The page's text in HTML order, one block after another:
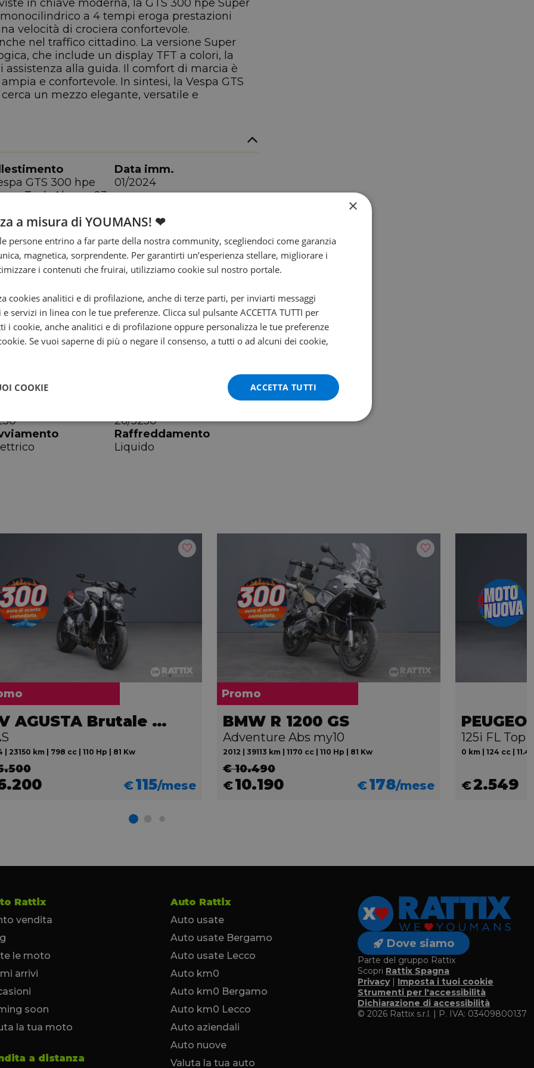
in chiave moderna, la GTS 300 hpe Super
a 4 tempi eroga prestazioni
velocità di crociera confortevole.
nel traffico cittadino. La versione Super
che include un display TFT a colori, la
alla guida. Il comfort di marcia è
e confortevole. In sintesi, la Vespa GTS
un mezzo elegante, versatile e
GTS 300 hpe
Tech Abs my23
Data imm.
01/2024
cv
cm
Altezza sella
79 cm
26/5250
Raffreddamento
Liquido
MV AGUSTA Brutale 800
| 23150 km | 798 cc | 110 Hp | 81 Kw
€115/mese
Promo
BMW R 1200 GS
Adventure Abs my10
2012 | 39113 km | 1170 cc | 110 Hp | 81 Kw
€ 10.490
€10.190 €178/mese
125i FL Top
0 km | 124 cc | 11.4
€2.549
Rattix
vendita
le moto
arrivi
soon
la tua moto
a distanza
Auto Rattix
Auto usate
Auto usate Bergamo
Auto usate Lecco
Auto km0
Auto km0 Bergamo
Auto km0 Lecco
Auto aziendali
Auto nuove
Valuta la tua auto
Dove siamo
Parte del gruppo Rattix
Scopri Rattix Spagna
Privacy| Imposta i tuoi cookie
Strumenti per l'accessibilità
Dichiarazione di accessibilità
© 2026 Rattix s.r.l. | P. IVA: 03409800137
×
a misura di YOUMANS! ❤
persone entrino a far parte della nostra community, scegliendoci come garanzia
magnetica, sorprendente. Per garantirti un’esperienza stellare, migliorare i
i contenuti che fruirai, utilizziamo cookie sul nostro portale.
cookies analitici e di profilazione, anche di terze parti, per inviarti messaggi
servizi in linea con le tue preferenze. Clicca sul pulsante ACCETTA TUTTI per
i cookie, anche analitici e di profilazione oppure personalizza le tue preferenze
Se vuoi saperne di più o negare il consenso, a tutti o ad alcuni dei cookie,
ACCETTA TUTTI
COOKIE